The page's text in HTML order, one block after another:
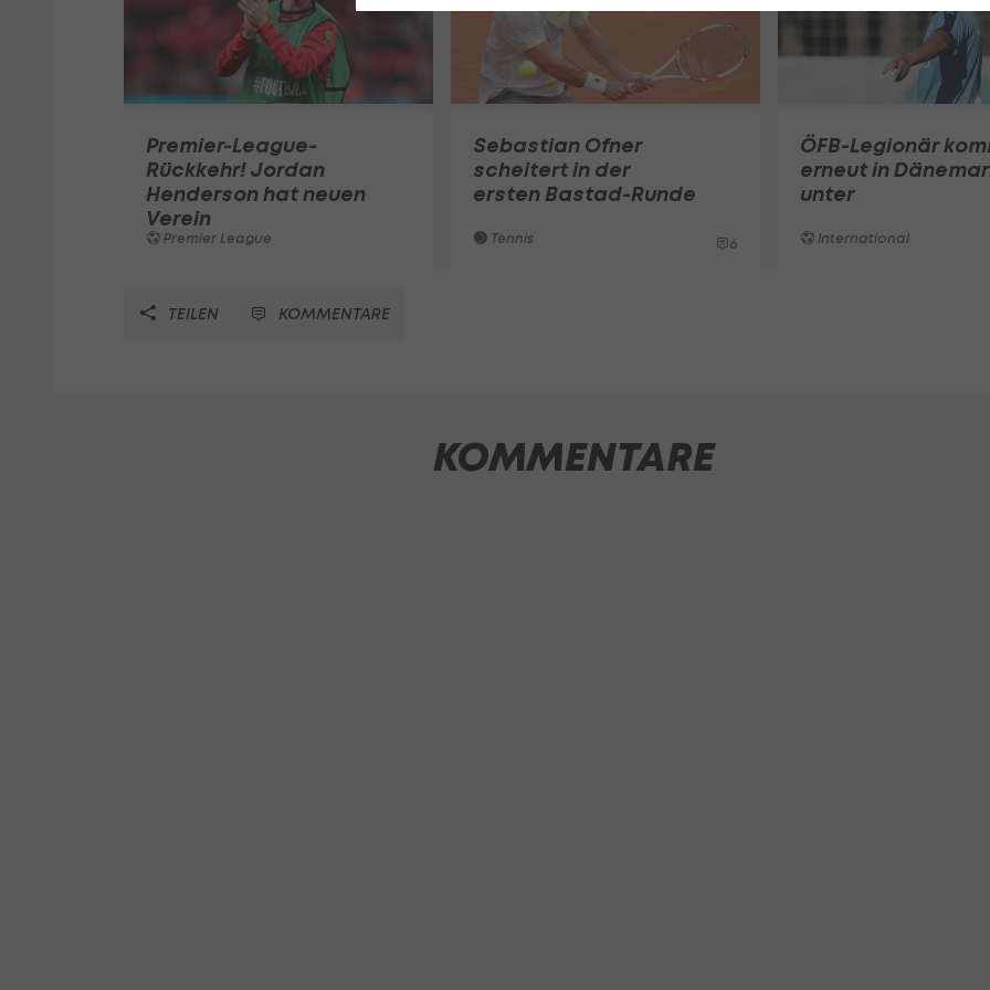
Premier-League-
Rückkehr! Jordan
Henderson hat neuen
Verein
Premier League
Sebastian Ofner
scheitert in der
ersten Bastad-Runde
Tennis 6
ÖFB-Legionär
erneut in
unter
International
TEILEN KOMMENTARE
KOMMENTARE